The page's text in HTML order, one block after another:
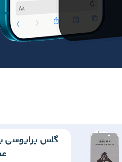
گلس پرایوسی